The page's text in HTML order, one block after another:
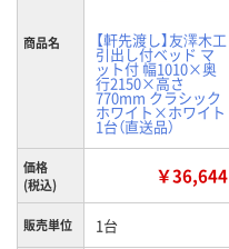
商品名 【軒先渡し】友澤木工
引出し付ベッド マ
ット付 幅1010×奥
行2150×高さ
770mm クラシック
ホワイト×ホワイト
1台（直送品）
価格
(税込)
￥36,644
販売単位 1台